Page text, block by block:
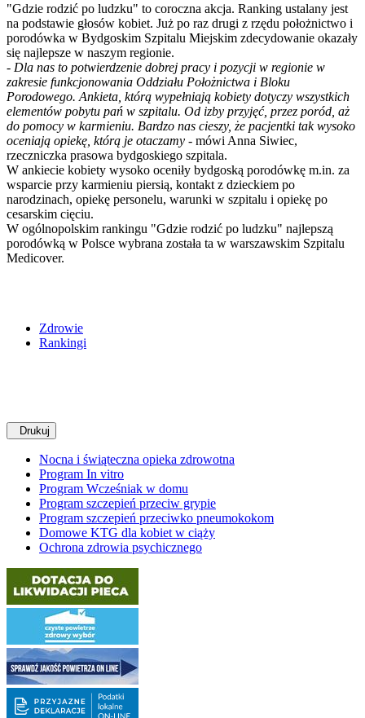
"Gdzie rodzić po ludzku" to coroczna akcja. Ranking ustalany jest
na podstawie głosów kobiet. Już po raz drugi z rzędu położnictwo i
porodówka w Bydgoskim Szpitalu Miejskim zdecydowanie okazały
się najlepsze w naszym regionie.
- Dla nas to potwierdzenie dobrej pracy i pozycji w regionie w
zakresie funkcjonowania Oddziału Położnictwa i Bloku
Porodowego. Ankieta, którą wypełniają kobiety dotyczy wszystkich
elementów pobytu pań w szpitalu. Od izby przyjęć, przez poród, aż
do pomocy w karmieniu. Bardzo nas cieszy, że pacjentki tak wysoko
oceniają opiekę, którą je otaczamy - mówi Anna Siwiec,
rzeczniczka prasowa bydgoskiego szpitala.
W ankiecie kobiety wysoko oceniły bydgoską porodówkę m.in. za
wsparcie przy karmieniu piersią, kontakt z dzieckiem po
narodzinach, opiekę personelu, warunki w szpitalu i opiekę po
cesarskim cięciu.
W ogólnopolskim rankingu "Gdzie rodzić po ludzku" najlepszą
porodówką w Polsce wybrana została ta w warszawskim Szpitalu
Medicover.
Zdrowie
Rankingi
Drukuj
Nocna i świąteczna opieka zdrowotna
Program In vitro
Program Wcześniak w domu
Program szczepień przeciw grypie
Program szczepień przeciwko pneumokokom
Domowe KTG dla kobiet w ciąży
Ochrona zdrowia psychicznego